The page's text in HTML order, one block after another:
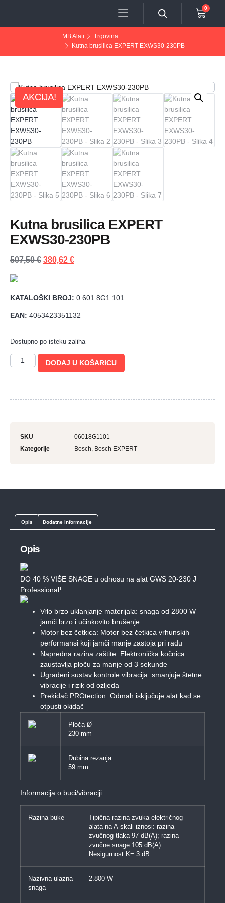
0
MB Alati
Trgovina
Kutna brusilica EXPERT EXWS30-230PB
AKCIJA!
Kutna brusilica EXPERT
EXWS30-230PB
507,50€ 380,62 €
KATALOŠKI BROJ: 0 601 8G1 101
EAN: 4053423351132
Dostupno po isteku zaliha
DODAJ U KOŠARICU
SKU
06018G1101
Kategorije
Bosch, Bosch EXPERT
Opis Dodatne informacije
Opis
DO 40 % VIŠE SNAGE u odnosu na alat GWS 20-230 J
Professional¹
Vrlo brzo uklanjanje materijala: snaga od 2800 W
jamči brzo i učinkovito brušenje
Motor bez četkica: Motor bez četkica vrhunskih
performansi koji jamči manje zastoja pri radu
Napredna razina zaštite: Elektronička kočnica
zaustavlja ploču za manje od 3 sekunde
Ugrađeni sustav kontrole vibracija: smanjuje štetne
vibracije i rizik od ozljeda
Prekidač PROtection: Odmah isključuje alat kad se
otpusti okidač
Ploča Ø
230 mm
Dubina rezanja
59 mm
Informacija o buci/vibraciji
Razina buke
Tipična razina zvuka električnog
alata na A-skali iznosi: razina
zvučnog tlaka 97 dB(A); razina
zvučne snage 105 dB(A).
Nesigurnost K= 3 dB.
Nazivna ulazna
snaga
2.800 W